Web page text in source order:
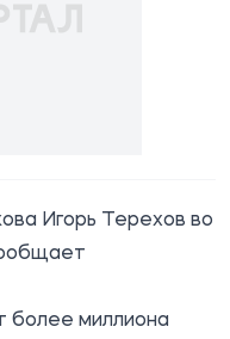
Игорь Терехов во
более миллиона